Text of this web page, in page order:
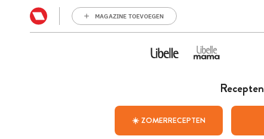
MAGAZINE TOEVOEGEN
Recepten
☀️ ZOMERRECEPTEN